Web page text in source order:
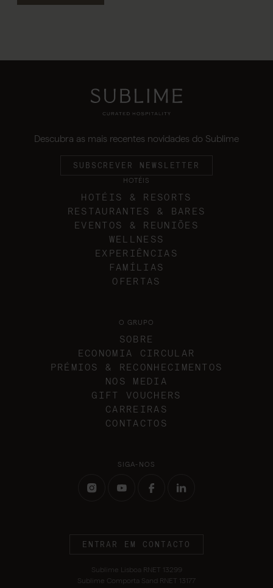
Descubra as mais recentes novidades do Sublime
SUBSCREVER NEWSLETTER
HOTÉIS
HOTÉIS & RESORTS
RESTAURANTES & BARES
EVENTOS & REUNIÕES
WELLNESS
EXPERIÊNCIAS
FAMÍLIAS
OFERTAS
O GRUPO
SOBRE
ECONOMIA CIRCULAR
PRÉMIOS & RECONHECIMENTOS
NOS MEDIA
GIFT VOUCHERS
CARREIRAS
CONTACTOS
SIGA-NOS
ENTRAR EM CONTACTO
Sublime Lisboa RNET 13299
Sublime Comporta Sand RNET 13177